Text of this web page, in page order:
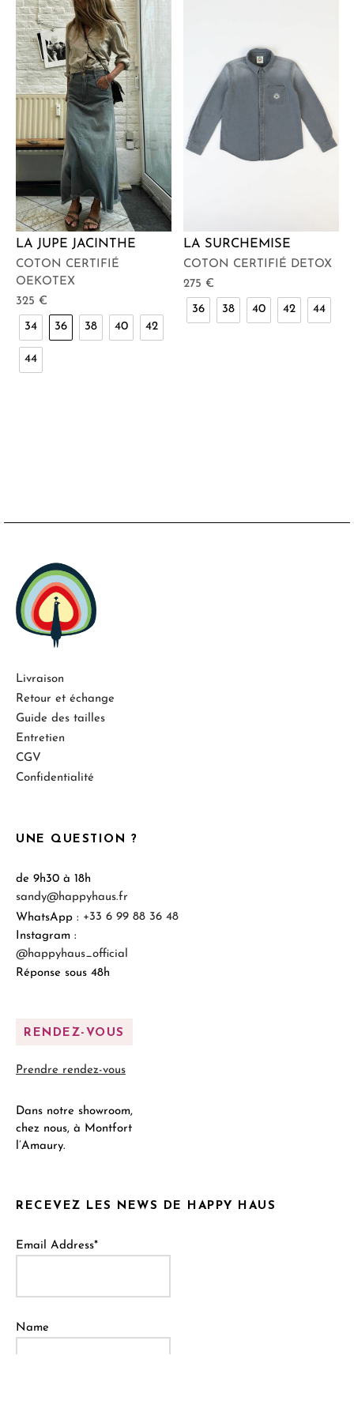
LA JUPE JACINTHE
COTON CERTIFIÉ
OEKOTEX
325 €
34 36 38 40 42
44
LA SURCHEMISE
COTON CERTIFIÉ DETOX
275 €
36 38 40 42 44
RECEVEZ LES NEWS DE HAPPY HAUS
Email Address*
Name
UNE QUESTION ?
de 9h30 à 18h
sandy@happyhaus.fr
WhatsApp : +33 6 99 88 36 48
Instagram :
@happyhaus_official
Réponse sous 48h
RENDEZ-VOUS
Prendre rendez-vous
Dans notre showroom,
chez nous, à Montfort
l’Amaury.
Livraison
Retour et échange
Guide des tailles
Entretien
CGV
Confidentialité